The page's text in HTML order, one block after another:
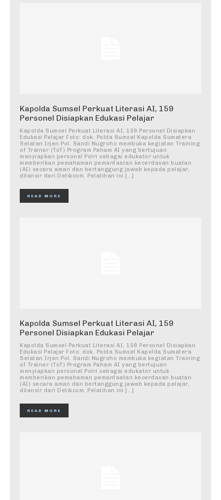
Kapolda Sumsel Perkuat Literasi AI, 159
Personel Disiapkan Edukasi Pelajar
Kapolda Sumsel Perkuat Literasi AI, 159 Personel Disiapkan
Edukasi Pelajar Foto: dok. Polda Sumsel Kapolda Sumatera
Selatan Irjen Pol. Sandi Nugroho membuka kegiatan Training
of Trainer (ToT) Program Paham AI yang bertujuan
menyiapkan personel Polri sebagai edukator untuk
memberikan pemahaman pemanfaatan kecerdasan buatan
(AI) secara aman dan bertanggung jawab kepada pelajar,
dilansir dari Detikcom. Pelatihan ini […]
READ MORE
Kapolda Sumsel Perkuat Literasi AI, 159
Personel Disiapkan Edukasi Pelajar
Kapolda Sumsel Perkuat Literasi AI, 159 Personel Disiapkan
Edukasi Pelajar Foto: dok. Polda Sumsel Kapolda Sumatera
Selatan Irjen Pol. Sandi Nugroho membuka kegiatan Training
of Trainer (ToT) Program Paham AI yang bertujuan
menyiapkan personel Polri sebagai edukator untuk
memberikan pemahaman pemanfaatan kecerdasan buatan
(AI) secara aman dan bertanggung jawab kepada pelajar,
dilansir dari Detikcom. Pelatihan ini […]
READ MORE